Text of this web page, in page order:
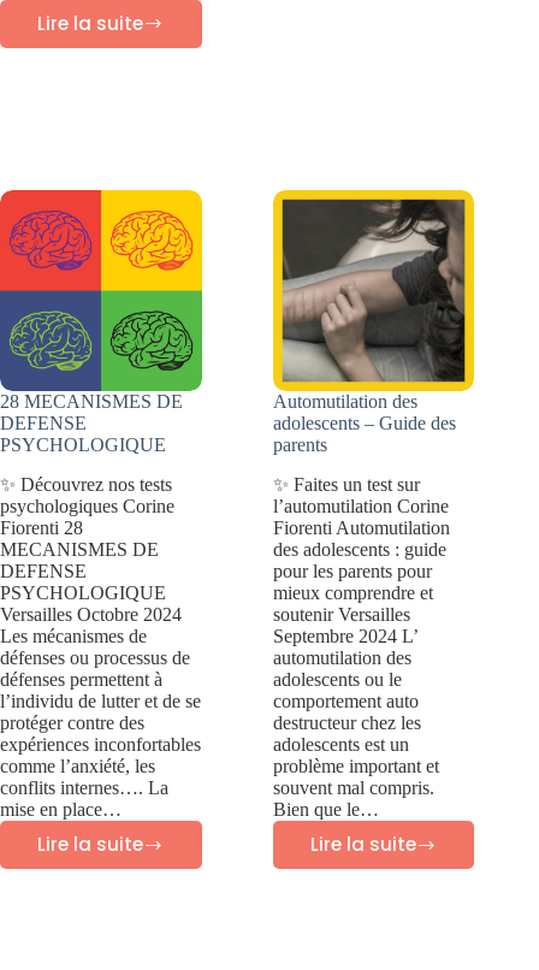
Lire la suite
Comprendre
dépersonnalisation-
déréalisation
28 MECANISMES DE
DEFENSE
PSYCHOLOGIQUE
✨ Découvrez nos tests
psychologiques Corine
Fiorenti 28
MECANISMES DE
DEFENSE
PSYCHOLOGIQUE
Versailles Octobre 2024
Les mécanismes de
défenses ou processus de
défenses permettent à
l’individu de lutter et de se
protéger contre des
expériences inconfortables
comme l’anxiété, les
conflits internes…. La
mise en place…
Lire la suite
Automutilation des
adolescents – Guide des
parents
✨ Faites un test sur
l’automutilation Corine
Fiorenti Automutilation
des adolescents : guide
pour les parents pour
mieux comprendre et
soutenir Versailles
Septembre 2024 L’
automutilation des
adolescents ou le
comportement auto
destructeur chez les
adolescents est un
problème important et
souvent mal compris.
Bien que le…
Lire la suite
Automutilation